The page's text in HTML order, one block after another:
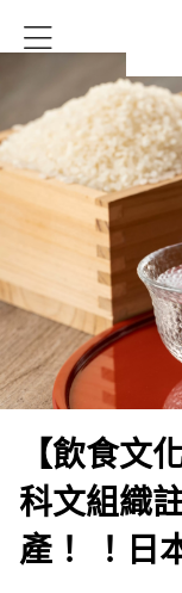
【飲食文
科文組織
產！ ！日